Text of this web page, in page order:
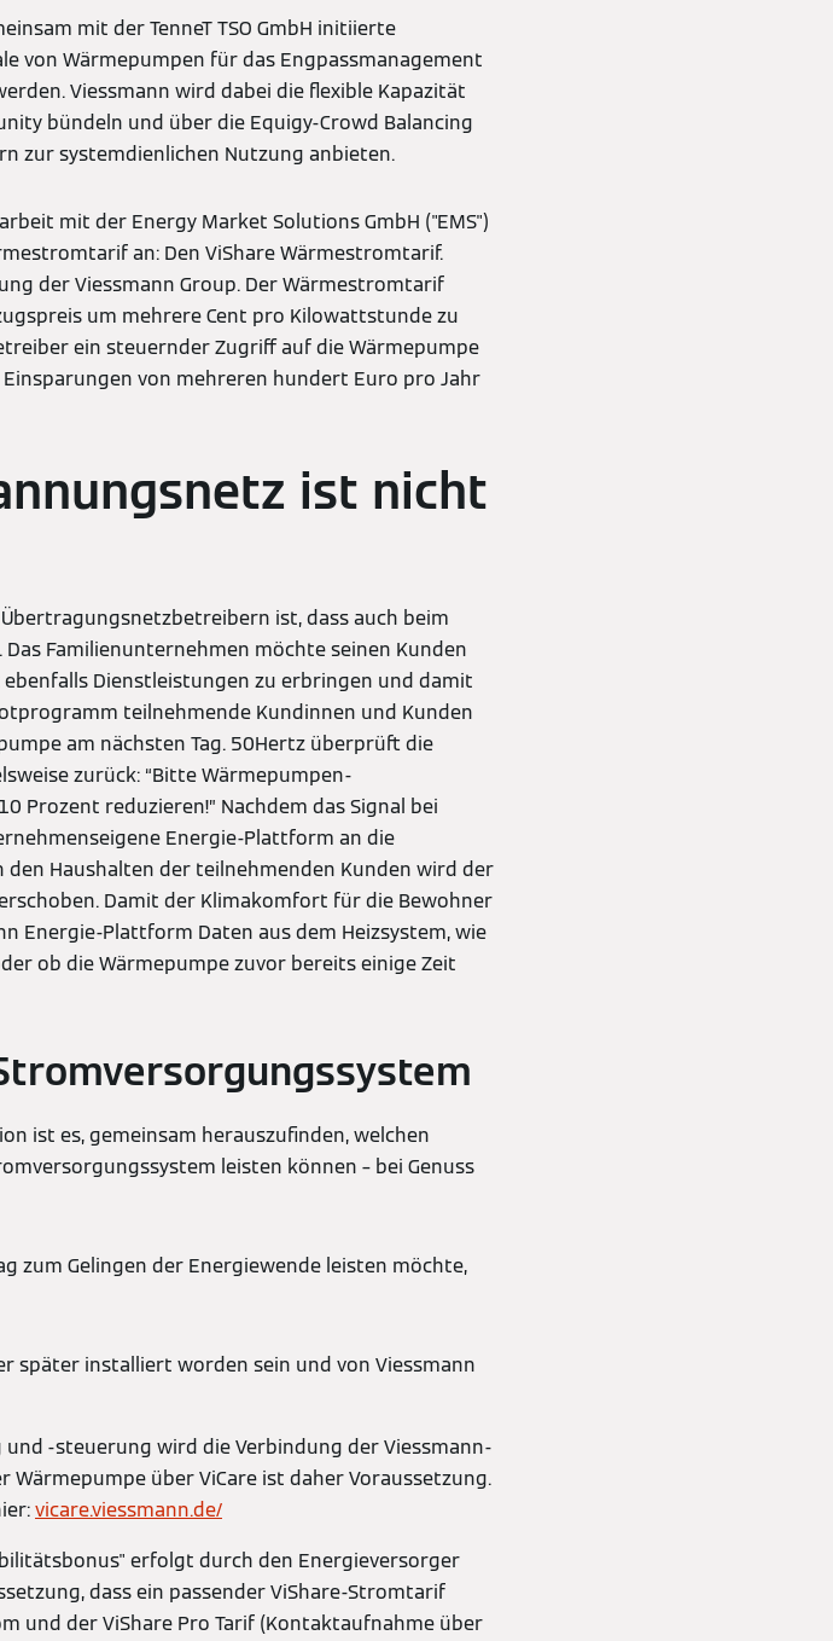
mit der TenneT TSO GmbH initiierte
von Wärmepumpen für das Engpassmanagement
Viessmann wird dabei die flexible Kapazität
bündeln und über die Equigy-Crowd Balancing
zur systemdienlichen Nutzung anbieten.
mit der Energy Market Solutions GmbH ("EMS")
an: Den ViShare Wärmestromtarif.
der Viessmann Group. Der Wärmestromtarif
um mehrere Cent pro Kilowattstunde zu
ein steuernder Zugriff auf die Wärmepumpe
von mehreren hundert Euro pro Jahr
ist nicht
ist, dass auch beim
Familienunternehmen möchte seinen Kunden
Dienstleistungen zu erbringen und damit
teilnehmende Kundinnen und Kunden
am nächsten Tag. 50Hertz überprüft die
zurück: “Bitte Wärmepumpen-
Prozent reduzieren!” Nachdem das Signal bei
Energie-Plattform an die
Haushalten der teilnehmenden Kunden wird der
Damit der Klimakomfort für die Bewohner
Energie-Plattform Daten aus dem Heizsystem, wie
ob die Wärmepumpe zuvor bereits einige Zeit
ist es, gemeinsam herauszufinden, welchen
leisten können – bei Genuss
zum Gelingen der Energiewende leisten möchte,
später installiert worden sein und von Viessmann
-steuerung wird die Verbindung der Viessmann-
Wärmepumpe über ViCare ist daher Voraussetzung.
vicare.viessmann.de/
erfolgt durch den Energieversorger
dass ein passender ViShare-Stromtarif
und der ViShare Pro Tarif (Kontaktaufnahme über